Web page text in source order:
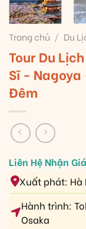
Trang chủ / Du
Tour Du
Sĩ -
Đêm
Xuất phát: Hà
Hành trình:
Osaka